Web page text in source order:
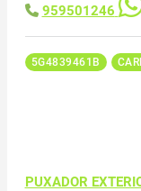
959501246
5G4839461B
PUXADOR